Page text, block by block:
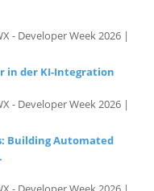
in der KI-Integration
- Developer Week 2026 |
Building Automated
- Developer Week 2026 |